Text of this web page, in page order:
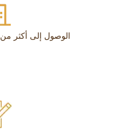
الوصول إلى أكثر من ١٥٠ موقعًا رئيسيًا عالميًا